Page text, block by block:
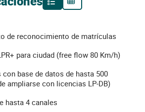
de reconocimiento de matrículas
para ciudad (free flow 80 Km/h)
base de datos de hasta 500
ampliarse con licencias LP-DB)
hasta 4 canales